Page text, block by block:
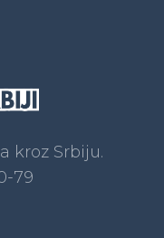
kroz Srbiju.
79